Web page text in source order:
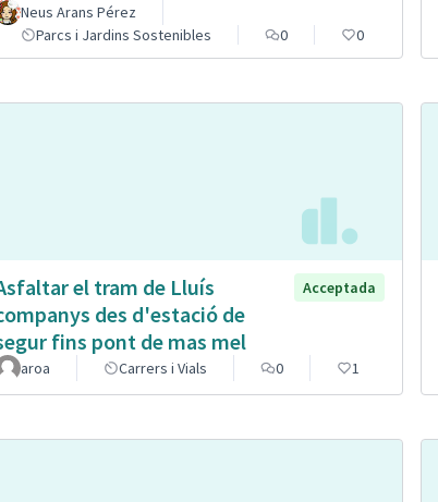
Neus Arans Pérez
Parcs i Jardins Sostenibles
0 0
el tram de Lluís
des d'estació de
fins pont de mas mel
Acceptada
aroa Carrers i Vials 0 1